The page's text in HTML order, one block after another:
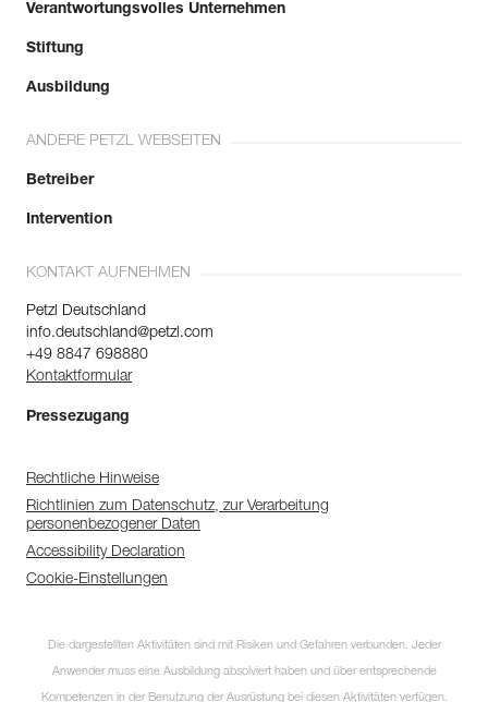
Verantwortungsvolles Unternehmen
Stiftung
Ausbildung
ANDERE PETZL WEBSEITEN
Betreiber
Intervention
KONTAKT AUFNEHMEN
Petzl Deutschland
info.deutschland@petzl.com
+49 8847 698880
Kontaktformular
Pressezugang
Rechtliche Hinweise
Richtlinien zum Datenschutz, zur Verarbeitung
personenbezogener Daten
Accessibility Declaration
Cookie-Einstellungen
Die dargestellten Aktivitäten sind mit Risiken und Gefahren verbunden. Jeder
Anwender muss eine Ausbildung absolviert haben und über entsprechende
Kompetenzen in der Benutzung der Ausrüstung bei diesen Aktivitäten verfügen.